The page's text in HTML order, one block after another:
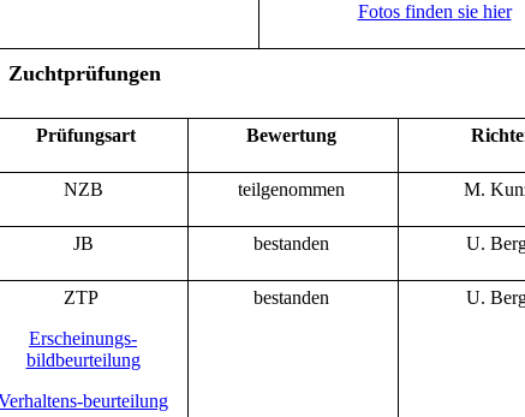
Fotos finden sie hier
Zuchtprüfungen
Prüfungsart Bewertung
NZB teilgenommen M.
JB bestanden U.
ZTP
Erscheinungs-
bildbeurteilung
beurteilung
bestanden U.